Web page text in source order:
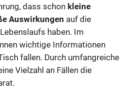
dass schon kleine
Auswirkungen auf die
haben. Im
wichtige Informationen
fallen. Durch umfangreiche
Vielzahl an Fällen die